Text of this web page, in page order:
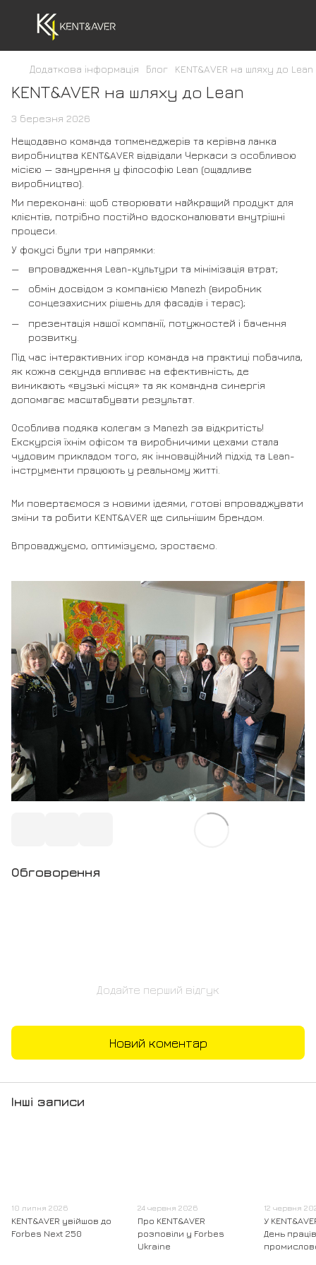
Додаткова інформація Блог KENT&AVER на шляху до Lean
KENT&AVER на шляху до Lean
3 березня 2026
Нещодавно команда топменеджерів та керівна ланка
виробництва KENT&AVER відвідали Черкаси з особливою
місією — занурення у філософію Lean (ощадливе
виробництво).
Ми переконані: щоб створювати найкращий продукт для
клієнтів, потрібно постійно вдосконалювати внутрішні
процеси.
У фокусі були три напрямки:
впровадження Lean-культури та мінімізація втрат;
обмін досвідом з компанією Manezh (виробник
сонцезахисних рішень для фасадів і терас);
презентація нашої компанії, потужностей і бачення
розвитку.
Під час інтерактивних ігор команда на практиці побачила,
як кожна секунда впливає на ефективність, де
виникають «вузькі місця» та як командна синергія
допомагає масштабувати результат.
Особлива подяка колегам з Manezh за відкритість!
Екскурсія їхнім офісом та виробничими цехами стала
чудовим прикладом того, як інноваційний підхід та Lean-
інструменти працюють у реальному житті.
Ми повертаємося з новими ідеями, готові впроваджувати
зміни та робити KENT&AVER ще сильнішим брендом.
Впроваджуємо, оптимізуємо, зростаємо.
Обговорення
Додайте перший відгук
Новий коментар
Інші записи
10 липня 2026
KENT&AVER увійшов до
Forbes Next 250
24 червня 2026
Про KENT&AVER
розповіли у Forbes
Ukraine
12 червня
У
День